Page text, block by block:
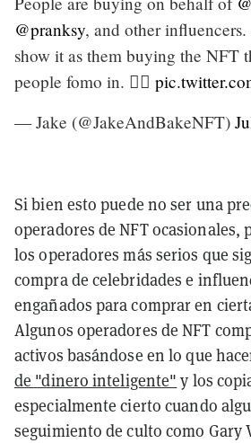
@pranksy, and other
show it as them buying the NFT
people fomo in. 🤦‍♂️
— Jake (@JakeAndBakeNFT)
Si bien esto puede no ser una
operadores de NFT ocasionales,
los operadores más serios que
compra de celebridades e
engañados para comprar en
Algunos operadores de NFT
activos basándose en lo que
de "dinero inteligente" y los
especialmente cierto cuando
seguimiento de culto como Gary